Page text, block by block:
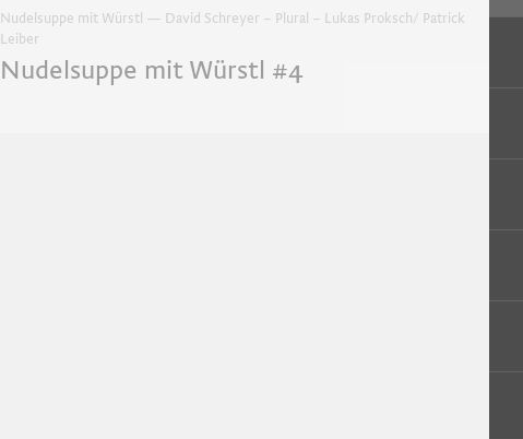
Nudelsuppe mit Würstl — David Schreyer – Plural – Lukas Proksch/ Patrick
Leiber
Nudelsuppe mit Würstl #4